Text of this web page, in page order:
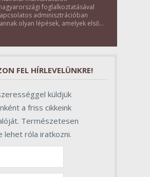
foglalkoztatásával
adminisztrációban
olyan lépések, amelyek első
töltenek be az egész
FEL HÍRLEVELÜNKRE!
küldjük
a friss cikkeink
Természetesen
lehet róla iratkozni.